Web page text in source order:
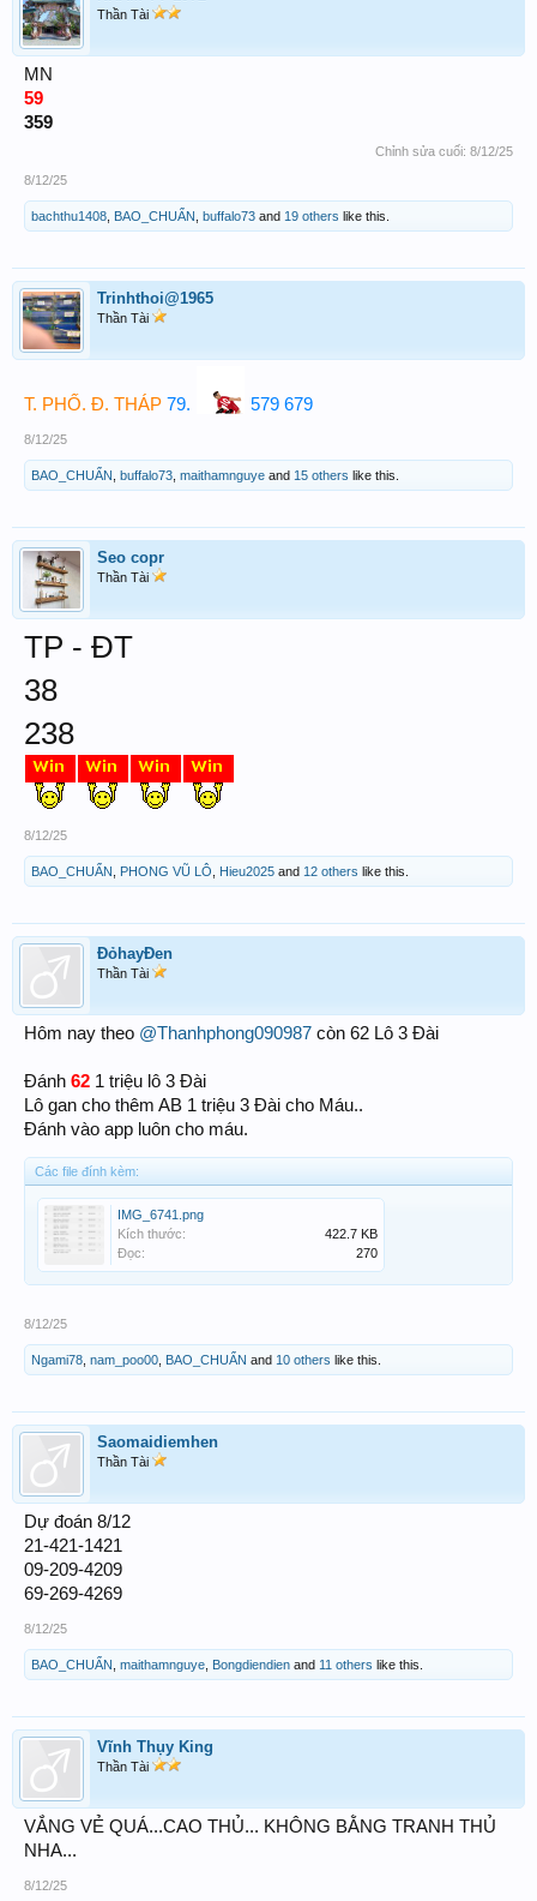
Thần Tài
MN
59
359
Chỉnh sửa cuối: 8/12/25
8/12/25
bachthu1408 BAO_CHUẨN buffalo73 and 19 others like this.
Trinhthoi@1965
Thần Tài
T. PHỐ. Đ. THÁP 79. 579 679
8/12/25
BAO_CHUẨN buffalo73 maithamnguye and 15 others like this.
Seo copr
Thần Tài
TP - ĐT
38
238
8/12/25
BAO_CHUẨN PHONG VŨ LÔ Hieu2025 and 12 others like this.
ĐỏhayĐen
Thần Tài
Hôm nay theo @Thanhphong090987 còn 62 Lô 3 Đài
Đánh 62 1 triệu lô 3 Đài
Lô gan cho thêm AB 1 triệu 3 Đài cho Máu..
Đánh vào app luôn cho máu.
Các file đính kèm:
IMG_6741.png
Kích thước:
422.7 KB
Đọc:
270
8/12/25
Ngami78 nam_poo00 BAO_CHUẨN and 10 others like this.
Saomaidiemhen
Thần Tài
Dự đoán 8/12
21-421-1421
09-209-4209
69-269-4269
8/12/25
BAO_CHUẨN maithamnguye Bongdiendien and 11 others like this.
Vĩnh Thụy King
Thần Tài
VẮNG VẺ QUÁ...CAO THỦ... KHÔNG BẰNG TRANH THỦ
NHA...
8/12/25